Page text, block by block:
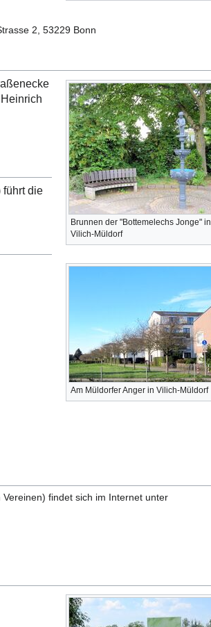
2, 53229 Bonn
Brunnen der "Bottemelechs Jonge" in
Vilich-Müldorf
führt die
Am Müldorfer Anger in Vilich-Müldorf
findet sich im Internet unter